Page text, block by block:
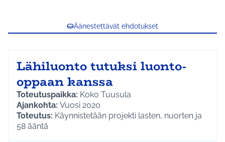
Äänestettävät ehdotukset
Lähiluonto tutuksi luonto-
oppaan kanssa
Toteutuspaikka: Koko Tuusula
Ajankohta: Vuosi 2020
Toteutus:
ikäihmisten ulkoilumahdollisuuksien ja
58 ääntä